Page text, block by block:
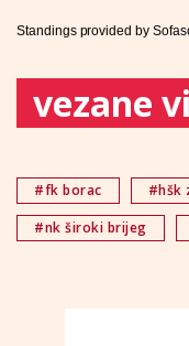
Standings provided by
vezane
#fk borac #hšk
#nk široki brijeg